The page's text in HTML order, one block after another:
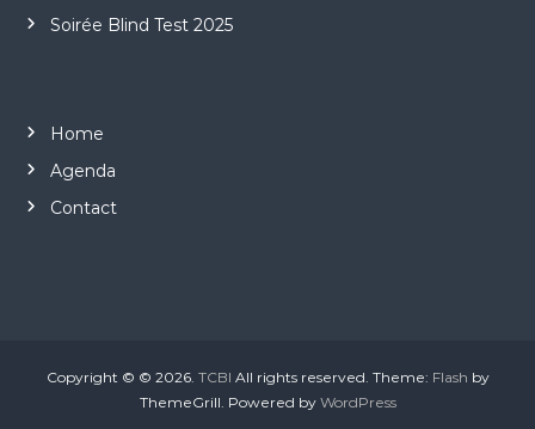
Soirée Blind Test 2025
Home
Agenda
Contact
Copyright © © 2026. TCBI All rights reserved. Theme: Flash by
ThemeGrill. Powered by WordPress